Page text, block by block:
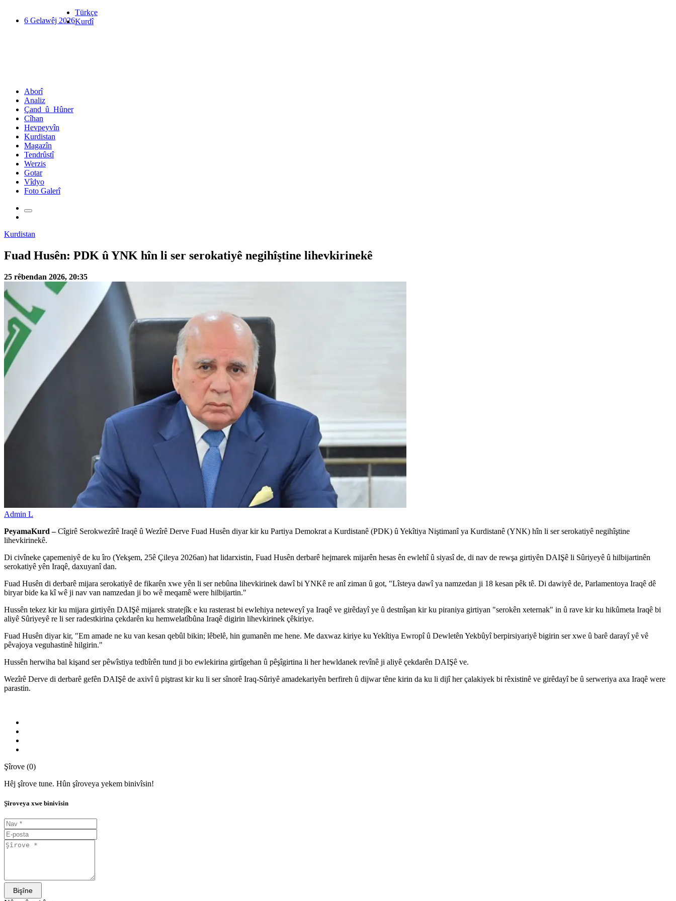
6 Gelawêj 2026
Türkçe
Kurdî
Aborî
Analiz
Çand_û_Hûner
Cîhan
Hevpeyvîn
Kurdistan
Magazîn
Tendrûstî
Werzis
Gotar
Vîdyo
Foto Galerî
Kurdistan
Fuad Husên: PDK û YNK hîn li ser serokatiyê negihîştine lihevkirinekê
25 rêbendan 2026, 20:35
Admin L
PeyamaKurd –Cîgirê Serokwezîrê Iraqê û Wezîrê Derve Fuad Husên diyar kir ku Partiya Demokrat a Kurdistanê (PDK) û Yekîtiya Niştimanî ya Kurdistanê (YNK) hîn li ser serokatiyê negihîştine
lihevkirinekê.
Di civîneke çapemeniyê de ku îro (Yekşem, 25ê Çileya 2026an) hat lidarxistin, Fuad Husên derbarê hejmarek mijarên hesas ên ewlehî û siyasî de, di nav de rewşa girtiyên DAIŞê li Sûriyeyê û hilbijartinên
serokatiyê yên Iraqê, daxuyanî dan.
Fuad Husên di derbarê mijara serokatiyê de fikarên xwe yên li ser nebûna lihevkirinek dawî bi YNKê re anî ziman û got, "Lîsteya dawî ya namzedan ji 18 kesan pêk tê. Di dawiyê de, Parlamentoya Iraqê dê
biryar bide ka kî wê ji nav van namzedan ji bo wê meqamê were hilbijartin."
Hussên tekez kir ku mijara girtiyên DAIŞê mijarek stratejîk e ku rasterast bi ewlehiya neteweyî ya Iraqê ve girêdayî ye û destnîşan kir ku piraniya girtiyan "serokên xeternak" in û rave kir ku hikûmeta Iraqê bi
aliyê Sûriyeyê re li ser radestkirina çekdarên ku hemwelatîbûna Iraqê digirin lihevkirinek çêkiriye.
Fuad Husên diyar kir, "Em amade ne ku van kesan qebûl bikin; lêbelê, hin gumanên me hene. Me daxwaz kiriye ku Yekîtiya Ewropî û Dewletên Yekbûyî berpirsiyariyê bigirin ser xwe û barê darayî yê vê
pêvajoya veguhastinê hilgirin."
Hussên herwiha bal kişand ser pêwîstiya tedbîrên tund ji bo ewlekirina girtîgehan û pêşîgirtina li her hewldanek revînê ji aliyê çekdarên DAIŞê ve.
Wezîrê Derve di derbarê gefên DAIŞê de axivî û piştrast kir ku li ser sînorê Iraq-Sûriyê amadekariyên berfireh û dijwar têne kirin da ku li dijî her çalakiyek bi rêxistinê ve girêdayî be û serweriya axa Iraqê were
parastin.
Şîrove (0)
Hêj şîrove tune. Hûn şîroveya yekem binivîsin!
Şîroveya xwe binivîsin
Bişîne